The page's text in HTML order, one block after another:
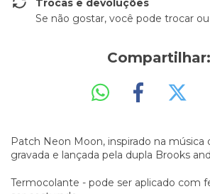
Trocas e devoluções
Se não gostar, você pode trocar
Compartilhar:
Patch Neon Moon, inspirado na
gravada e lançada pela dupla Brooks
Termocolante - pode ser aplicado com